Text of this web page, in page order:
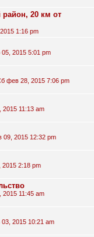
район, 20 км от
1:16 pm
2015 5:01 pm
фев 28, 2015 7:06 pm
11:13 am
09, 2015 12:32 pm
2:18 pm
11:45 am
2015 10:21 am